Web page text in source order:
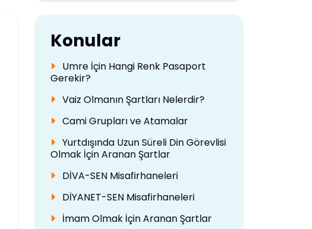
Konular
Umre İçin Hangi Renk Pasaport
Gerekir?
Vaiz Olmanın Şartları Nelerdir?
Cami Grupları ve Atamalar
Yurtdışında Uzun Süreli Din Görevlisi
Olmak İçin Aranan Şartlar
DİVA-SEN Misafirhaneleri
DİYANET-SEN Misafirhaneleri
İmam Olmak İçin Aranan Şartlar